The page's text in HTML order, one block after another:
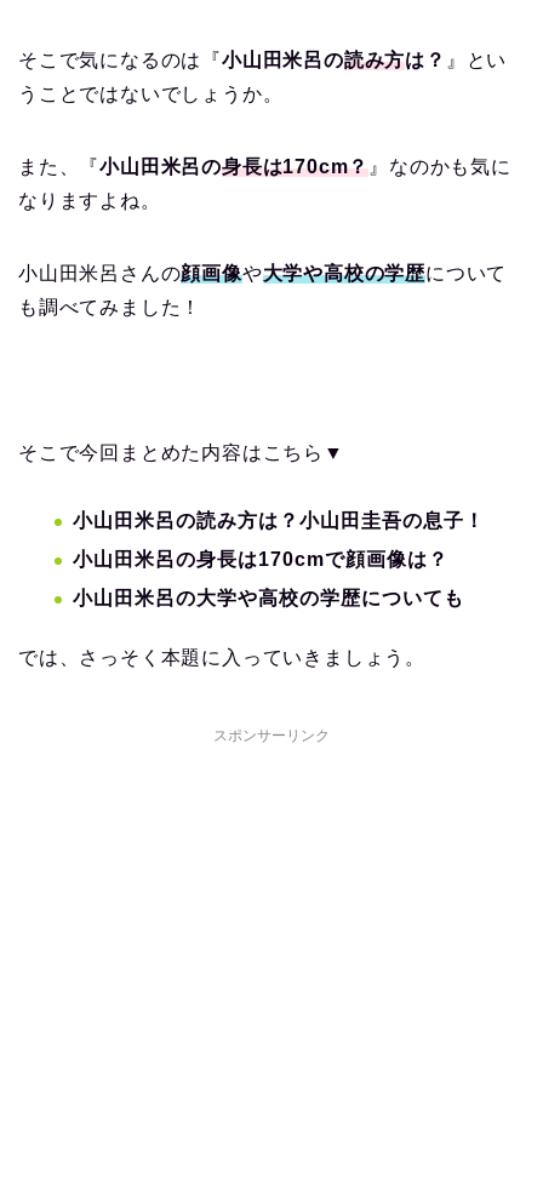
そこで気になるのは『小山田米呂の読み方は？ 』とい
うことではないでしょうか。
また、『小山田米呂の身長は170cm？ 』なのかも気に
なりますよね。
小山田米呂さんの顔画像や大学や高校の学歴について
も調べてみました！
そこで今回まとめた内容はこちら▼
小山田米呂の読み方は？小山田圭吾の息子！
小山田米呂の身長は170cmで顔画像は？
小山田米呂の大学や高校の学歴についても
では、さっそく本題に入っていきましょう。
スポンサーリンク